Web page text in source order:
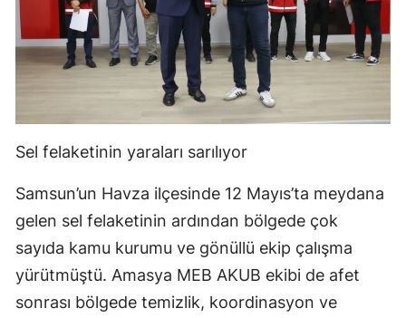
Sel felaketinin yaraları sarılıyor
Samsun’un Havza ilçesinde 12 Mayıs’ta meydana
gelen sel felaketinin ardından bölgede çok
sayıda kamu kurumu ve gönüllü ekip çalışma
yürütmüştü. Amasya MEB AKUB ekibi de afet
sonrası bölgede temizlik, koordinasyon ve